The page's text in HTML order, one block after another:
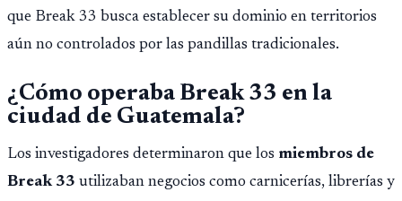
que Break 33 busca establecer su dominio en territorios
aún no controlados por las pandillas tradicionales.
¿Cómo operaba Break 33 en la
ciudad de Guatemala?
Los investigadores determinaron que los miembros de
Break 33 utilizaban negocios como carnicerías, librerías y